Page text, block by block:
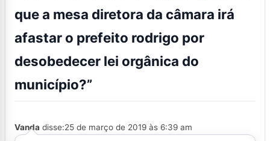
que a mesa diretora da câmara irá
afastar o prefeito rodrigo por
desobedecer lei orgânica do
município?”
Vanda disse:25 de março de 2019 às 6:39 am